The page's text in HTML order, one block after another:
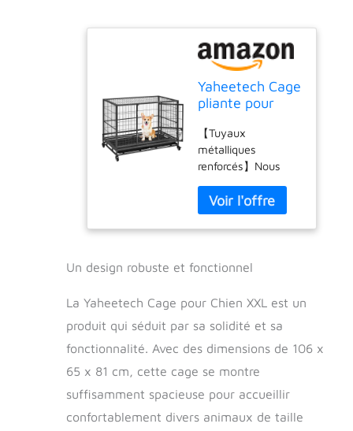
Yaheetech Cage
pliante pour
roulettes et
loquet 2
plateaux
amovibles et
porte de toit en
métal Noir 106
x 65 x 81 cm
【Tuyaux
métalliques
renforcés】Nous
plus épaisses d'un
diamètre de 4,5
mm et de tubes de
pour renforcer la
Le tuyau circulaire
chien d'appliquer
une force de
morsure suffisante.
【Verrouillage
sécurisé】 Nous
avons appliqué un
Un design robuste et fonctionnel
La Yaheetech Cage pour Chien XXL est un
produit qui séduit par sa solidité et sa
fonctionnalité. Avec des dimensions de 106 x
65 x 81 cm, cette cage se montre
suffisamment spacieuse pour accueillir
confortablement divers animaux de taille